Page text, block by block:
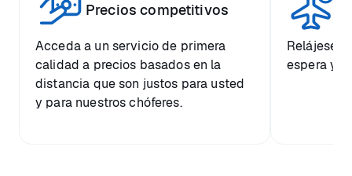
Precios competitivos
Acceda a un servicio de primera
calidad a precios basados en la
distancia que son justos para usted
y para nuestros chóferes.
Relájese
espera y